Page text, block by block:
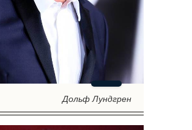
Дольф Лундгрен